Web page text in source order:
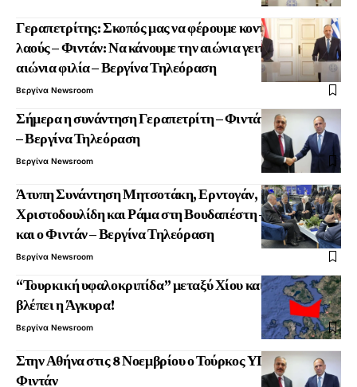
Γεραπετρίτης: Σκοπός μας να φέρουμε κοντά τους δυο
λαούς – Φιντάν: Να κάνουμε την αιώνια γειτονία μας,
αιώνια φιλία – Βεργίνα Τηλεόραση
Βεργίνα Newsroom
Σήμερα η συνάντηση Γεραπετρίτη – Φιντάν στην Αθήνα
– Βεργίνα Τηλεόραση
Βεργίνα Newsroom
Άτυπη Συνάντηση Μητσοτάκη, Ερντογάν,
Χριστοδουλίδη και Ράμα στη Βουδαπέστη – Στο Τραπέζι
και ο Φιντάν – Βεργίνα Τηλεόραση
Βεργίνα Newsroom
“Τουρκική υφαλοκριπίδα” μεταξύ Χίου και Λέσβου
βλέπει η Άγκυρα!
Βεργίνα Newsroom
Στην Αθήνα στις 8 Νοεμβρίου ο Τούρκος ΥΠΕΞ Χακάν
Φιντάν